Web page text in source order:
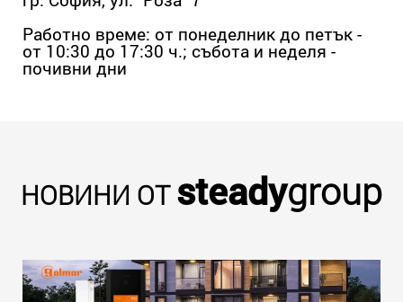
Работно време: от понеделник до петък -
от 10:30 до 17:30 ч.; събота и неделя -
почивни дни
НОВИНИ ОТsteadygroup